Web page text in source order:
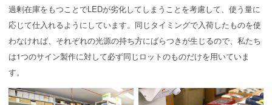
過剰在庫をもつことでLEDが劣化してしまうことを考慮して、使う量に
応じて仕入れるようにしています。同じタイミングで入荷したものを使
わなければ、それぞれの光源の持ち方にばらつきが生じるので、私たち
は1つのサイン製作に対して必ず同じロットのものだけを用いていま
す。